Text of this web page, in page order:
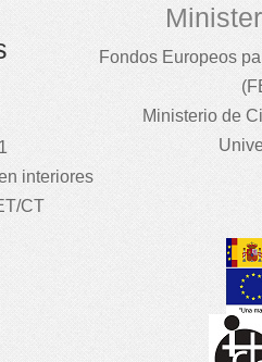
interiores
CT
Fondos Europeos
Ministerio de